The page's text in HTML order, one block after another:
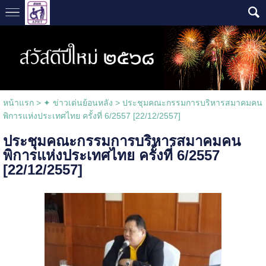
หน้าแรก> ✦ ข่าวเด่นย้อนหลัง > ประชุมคณะกรรมการบริหารสมาคมคน
พิการแห่งประเทศไทย ครั้งที่ 6/2557 [22/12/2557]
ประชุมคณะกรรมการบริหารสมาคมคน
พิการแห่งประเทศไทย ครั้งที่ 6/2557
[22/12/2557]